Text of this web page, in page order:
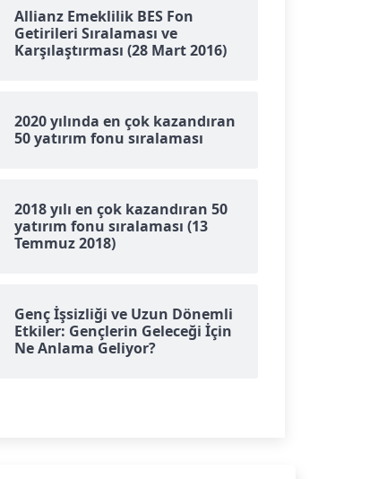
Allianz Emeklilik BES Fon
Getirileri Sıralaması ve
Karşılaştırması (28 Mart 2016)
2020 yılında en çok kazandıran
50 yatırım fonu sıralaması
2018 yılı en çok kazandıran 50
yatırım fonu sıralaması (13
Temmuz 2018)
Genç İşsizliği ve Uzun Dönemli
Etkiler: Gençlerin Geleceği İçin
Ne Anlama Geliyor?